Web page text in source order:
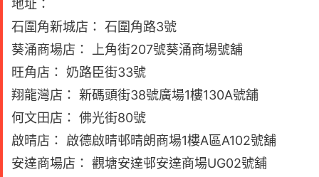
地址：
石圍角新城店： 石圍角路3號
葵涌商場店： 上角街207號葵涌商場號舖
旺角店： 奶路臣街33號
翔龍灣店： 新碼頭街38號廣場1樓130A號舖
何文田店： 佛光街80號
啟晴店： 啟德啟晴邨晴朗商場1樓A區A102號舖
安達商場店： 觀塘安達邨安達商場UG02號舖